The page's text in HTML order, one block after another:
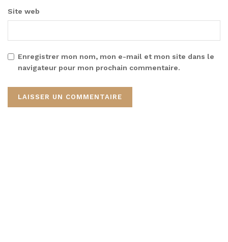
Site web
Enregistrer mon nom, mon e-mail et mon site dans le
navigateur pour mon prochain commentaire.